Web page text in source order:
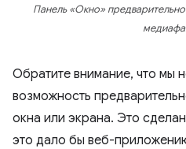
Панель «Окно»
Обратите внимание, что мы
возможность
окна или экрана. Это
это дало бы веб-